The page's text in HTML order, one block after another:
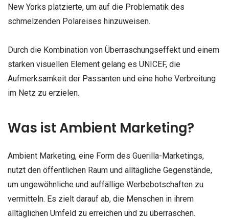
New Yorks platzierte, um auf die Problematik des
schmelzenden Polareises hinzuweisen.
Durch die Kombination von Überraschungseffekt und einem
starken visuellen Element gelang es UNICEF, die
Aufmerksamkeit der Passanten und eine hohe Verbreitung
im Netz zu erzielen.
Was ist Ambient Marketing?
Ambient Marketing, eine Form des Guerilla-Marketings,
nutzt den öffentlichen Raum und alltägliche Gegenstände,
um ungewöhnliche und auffällige Werbebotschaften zu
vermitteln. Es zielt darauf ab, die Menschen in ihrem
alltäglichen Umfeld zu erreichen und zu überraschen.